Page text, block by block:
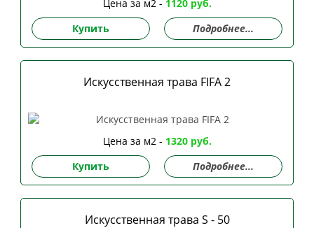
Цена за м2 - 1120 руб.
Купить
Подробнее...
Искусственная трава FIFA 2
Цена за м2 - 1320 руб.
Купить
Подробнее...
Искусственная трава S - 50